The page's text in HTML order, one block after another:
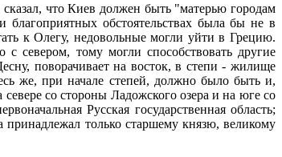
что Киев должен быть "матерью городам
обстоятельствах была бы не в
к Олегу, недовольные могли уйти в Грецию.
севером, тому могли способствовать другие
поворачивает на восток, в степи - жилище
же, при начале степей, должно было быть и,
со стороны Ладожского озера и на юге со
Русская государственная область;
только старшему князю, великому